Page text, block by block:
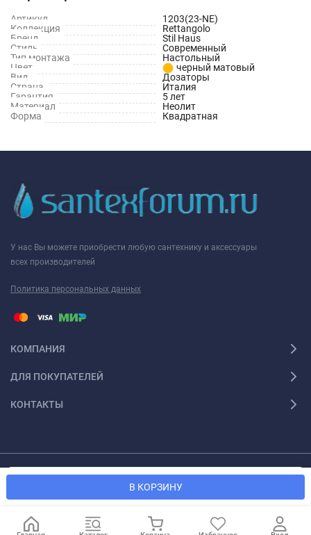
В КОРЗИНУ
Артикул
1203(23-NE)
Коллекция
Rettangolo
Бренд
Stil Haus
Стиль
Современный
Тип монтажа
Настольный
Цвет
черный матовый
Вид
Дозаторы
Страна
Италия
Гарантия
5 лет
Материал
Неолит
Форма
Квадратная
У нас Вы можете приобрести любую сантехнику и аксессуары
всех производителей
Политика персональных данных
КОМПАНИЯ
ДЛЯ ПОКУПАТЕЛЕЙ
КОНТАКТЫ